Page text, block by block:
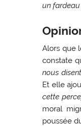
un fardeau
Alors que
constate
nous
Et elle
cette
moral
poussée